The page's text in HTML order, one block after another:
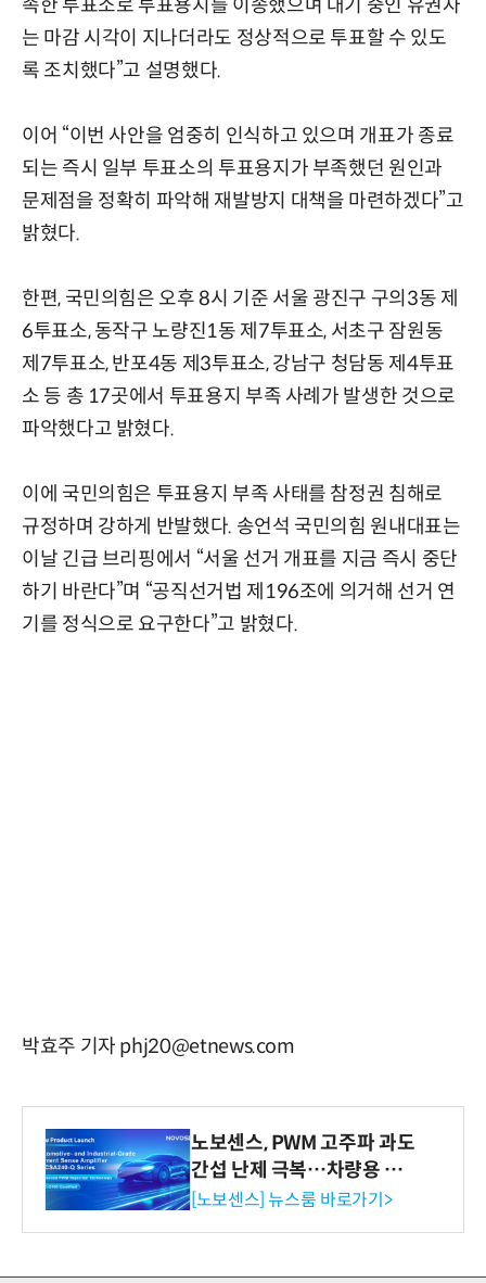
족한 투표소로 투표용지를 이송했으며 대기 중인 유권자
는 마감 시각이 지나더라도 정상적으로 투표할 수 있도
록 조치했다”고 설명했다.
이어 “이번 사안을 엄중히 인식하고 있으며 개표가 종료
되는 즉시 일부 투표소의 투표용지가 부족했던 원인과
문제점을 정확히 파악해 재발방지 대책을 마련하겠다”고
밝혔다.
한편, 국민의힘은 오후 8시 기준 서울 광진구 구의3동 제
6투표소, 동작구 노량진1동 제7투표소, 서초구 잠원동
제7투표소, 반포4동 제3투표소, 강남구 청담동 제4투표
소 등 총 17곳에서 투표용지 부족 사례가 발생한 것으로
파악했다고 밝혔다.
이에 국민의힘은 투표용지 부족 사태를 참정권 침해로
규정하며 강하게 반발했다. 송언석 국민의힘 원내대표는
이날 긴급 브리핑에서 “서울 선거 개표를 지금 즉시 중단
하기 바란다”며 “공직선거법 제196조에 의거해 선거 연
기를 정식으로 요구한다”고 밝혔다.
박효주 기자 phj20@etnews.com
노보센스, PWM 고주파 과도
간섭 난제 극복…차량용 전
류 감지 증폭기
[노보센스] 뉴스룸 바로가기>